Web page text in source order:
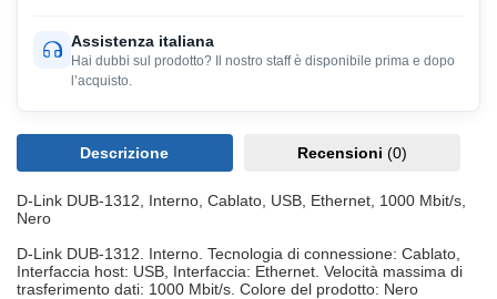
Assistenza italiana
Hai dubbi sul prodotto? Il nostro staff è disponibile prima e dopo
l’acquisto.
Descrizione Recensioni (0)
D-Link DUB-1312, Interno, Cablato, USB, Ethernet, 1000 Mbit/s,
Nero
D-Link DUB-1312. Interno. Tecnologia di connessione: Cablato,
Interfaccia host: USB, Interfaccia: Ethernet. Velocità massima di
trasferimento dati: 1000 Mbit/s. Colore del prodotto: Nero